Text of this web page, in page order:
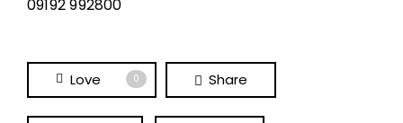
09192 992800
Love 0 Share